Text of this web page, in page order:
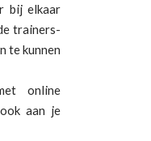
bij elkaar
trainers-
te kunnen
online
aan je